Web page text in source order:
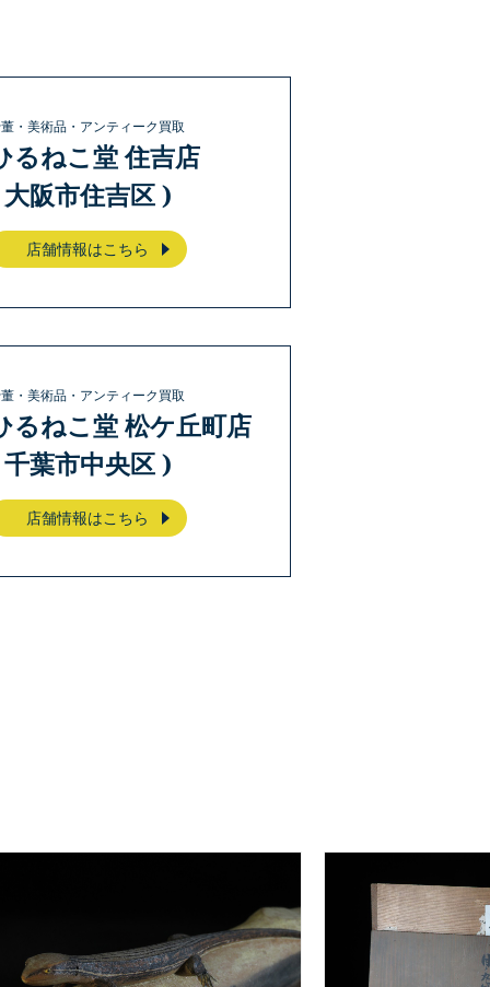
・美術品・アンティーク買取
るねこ堂 住吉店
阪市住吉区 )
店舗情報はこちら
・美術品・アンティーク買取
るねこ堂 松ケ丘町店
葉市中央区 )
店舗情報はこちら